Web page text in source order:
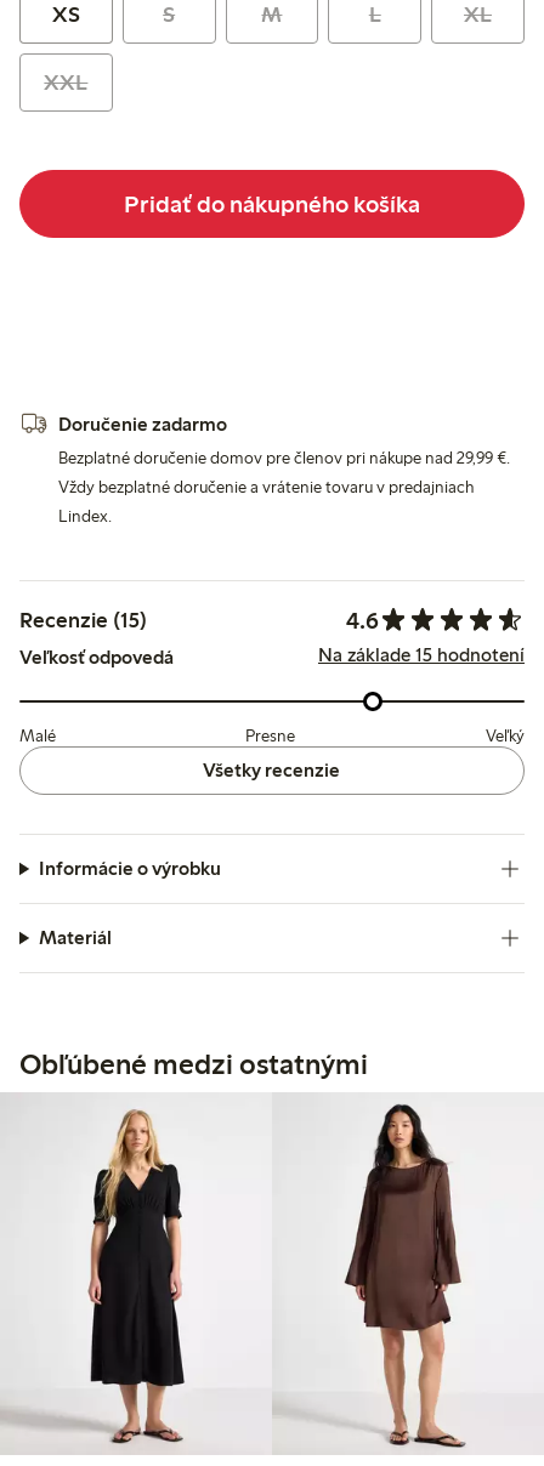
XS S M L XL
XXL
Pridať do nákupného košíka
Doručenie zadarmo
Bezplatné doručenie domov pre členov pri nákupe nad 29,99 €.
Vždy bezplatné doručenie a vrátenie tovaru v predajniach
Lindex.
Recenzie (15) 4.6
Veľkosť odpovedá Na základe 15 hodnotení
Malé Presne Veľký
Všetky recenzie
Informácie o výrobku
Materiál
Obľúbené medzi ostatnými